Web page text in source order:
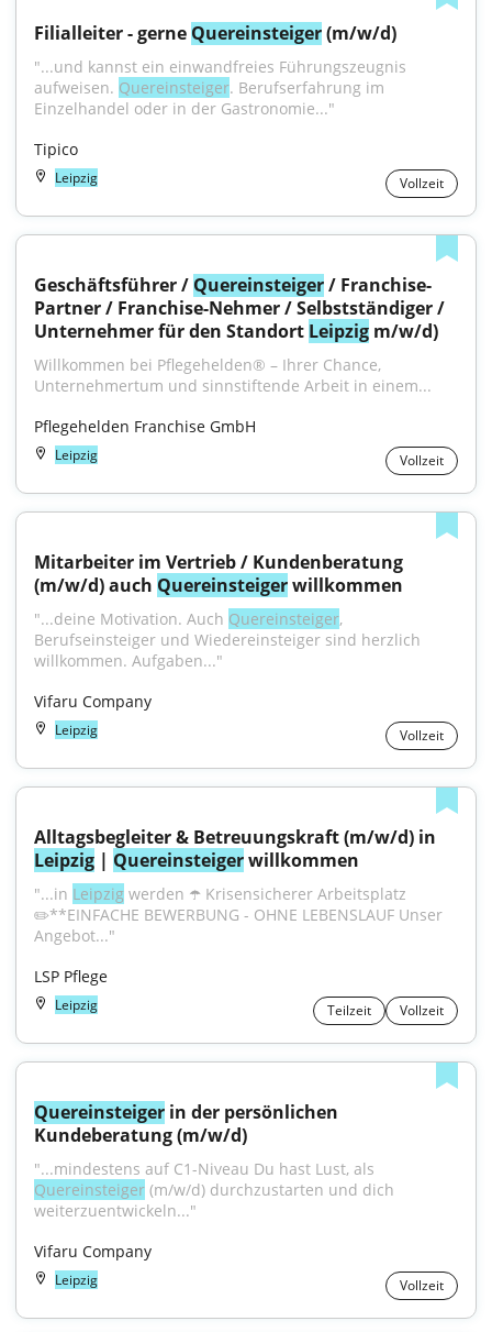
Filialleiter - gerne Quereinsteiger (m/w/d)
"...und kannst ein einwandfreies Führungszeugnis
aufweisen. Quereinsteiger. Berufserfahrung im
Einzelhandel oder in der Gastronomie..."
Tipico
Leipzig Vollzeit
Geschäftsführer / Quereinsteiger / Franchise-
Partner / Franchise-Nehmer / Selbstständiger /
Unternehmer für den Standort Leipzig m/w/d)
Willkommen bei Pflegehelden® – Ihrer Chance,
Unternehmertum und sinnstiftende Arbeit in einem...
Pflegehelden Franchise GmbH
Leipzig Vollzeit
Mitarbeiter im Vertrieb / Kundenberatung
(m/w/d) auch Quereinsteiger willkommen
"...deine Motivation. Auch Quereinsteiger,
Berufseinsteiger und Wiedereinsteiger sind herzlich
willkommen. Aufgaben..."
Vifaru Company
Leipzig Vollzeit
Leipzig | Quereinsteiger willkommen
"...in Leipzig werden ☂️️ Krisensicherer Arbeitsplatz
✏️**EINFACHE BEWERBUNG - OHNE LEBENSLAUF Unser
Angebot..."
LSP Pflege
Leipzig Teilzeit Vollzeit
Quereinsteiger in der persönlichen
Kundeberatung (m/w/d)
Quereinsteiger (m/w/d) durchzustarten und dich
weiterzuentwickeln..."
Vifaru Company
Leipzig Vollzeit